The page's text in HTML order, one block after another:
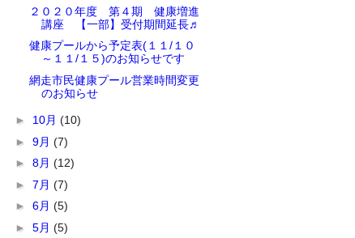
２０２０年度 第４期 健康増進
講座 【一部】受付期間延長♬
健康プールから予定表(１１/１０
～１１/１５)のお知らせです
網走市民健康プール営業時間変更
のお知らせ
► 10月 (10)
► 9月 (7)
► 8月 (12)
► 7月 (7)
► 6月 (5)
► 5月 (5)